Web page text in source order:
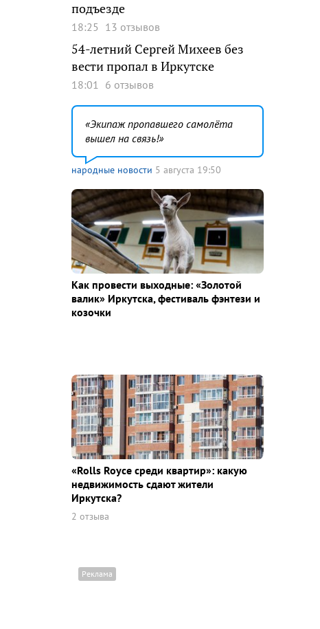
подъезде
18:25 13 отзывов
54-летний Сергей Михеев без
вести пропал в Иркутске
18:01 6 отзывов
Экипаж пропавшего самолёта
вышел на связь!
народные новости 5 августа 19:50
Как провести выходные: «Золотой
валик» Иркутска, фестиваль фэнтези и
козочки
«Rolls Royce среди квaртир»: какую
недвижимость сдают жители
Иркутска?
2 отзыва